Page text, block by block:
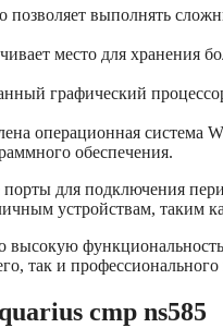
позволяет выполнять
место для хранения
графический
операционная система
обеспечения.
порты для подключения
устройствам, таким
высокую
так и профессионального
cmp ns585